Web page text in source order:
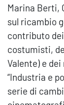
Marina Berti,
sul ricambio
contributo
costumisti,
Valente) e
“Industria e
serie di